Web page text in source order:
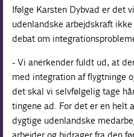
Ifølge Karsten Dybvad er det
udenlandske arbejdskraft
debat om
- Vi anerkender fuldt ud, at
med integration af flygtninge
det skal vi selvfølgelig tage
tingene ad. For det er en helt
dygtige udenlandske
arbejder og bidrager fra den